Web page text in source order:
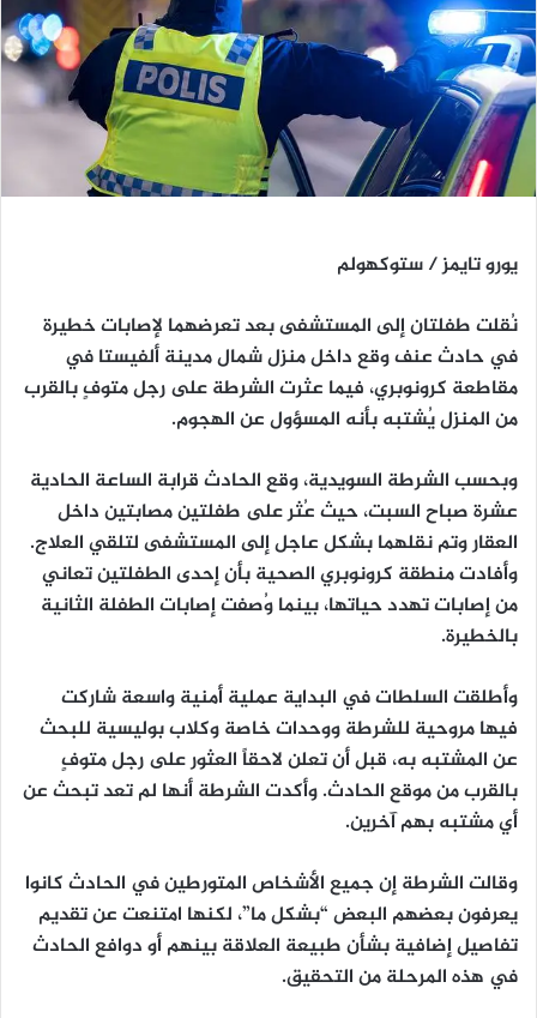
يورو تايمز / ستوكهولم
نُقلت طفلتان إلى المستشفى بعد تعرضهما لإصابات خطيرة
في حادث عنف وقع داخل منزل شمال مدينة ألفيستا في
مقاطعة كرونوبري، فيما عثرت الشرطة على رجل متوفٍ بالقرب
من المنزل يُشتبه بأنه المسؤول عن الهجوم.
وبحسب الشرطة السويدية، وقع الحادث قرابة الساعة الحادية
عشرة صباح السبت، حيث عُثر على طفلتين مصابتين داخل
العقار وتم نقلهما بشكل عاجل إلى المستشفى لتلقي العلاج.
وأفادت منطقة كرونوبري الصحية بأن إحدى الطفلتين تعاني
من إصابات تهدد حياتها، بينما وُصفت إصابات الطفلة الثانية
بالخطيرة.
وأطلقت السلطات في البداية عملية أمنية واسعة شاركت
فيها مروحية للشرطة ووحدات خاصة وكلاب بوليسية للبحث
عن المشتبه به، قبل أن تعلن لاحقاً العثور على رجل متوفٍ
بالقرب من موقع الحادث. وأكدت الشرطة أنها لم تعد تبحث عن
أي مشتبه بهم آخرين.
وقالت الشرطة إن جميع الأشخاص المتورطين في الحادث كانوا
يعرفون بعضهم البعض “بشكل ما”، لكنها امتنعت عن تقديم
تفاصيل إضافية بشأن طبيعة العلاقة بينهم أو دوافع الحادث
في هذه المرحلة من التحقيق.